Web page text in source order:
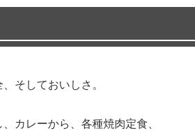
そしておいしさ。
カレーから、各種焼肉定食、